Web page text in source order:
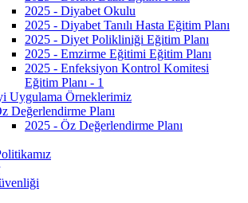
2025 - Diyabet Okulu
2025 - Diyabet Tanılı Hasta Eğitim Planı
2025 - Diyet Polikliniği Eğitim Planı
2025 - Emzirme Eğitimi Eğitim Planı
2025 - Enfeksiyon Kontrol Komitesi
Eğitim Planı - 1
Uygulama Örneklerimiz
Değerlendirme Planı
2025 - Öz Değerlendirme Planı